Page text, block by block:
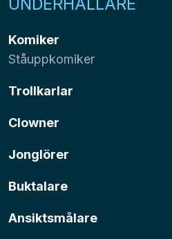
Komiker
Ståuppkomiker
Trollkarlar
Clowner
Jonglörer
Buktalare
Ansiktsmålare